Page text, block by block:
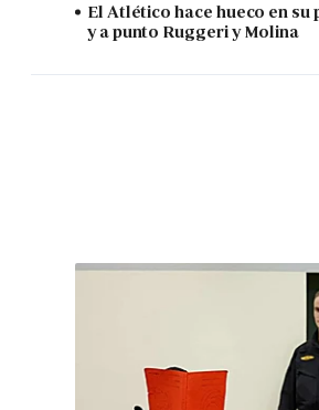
El Atlético hace hueco en
y a punto Ruggeri y Molina